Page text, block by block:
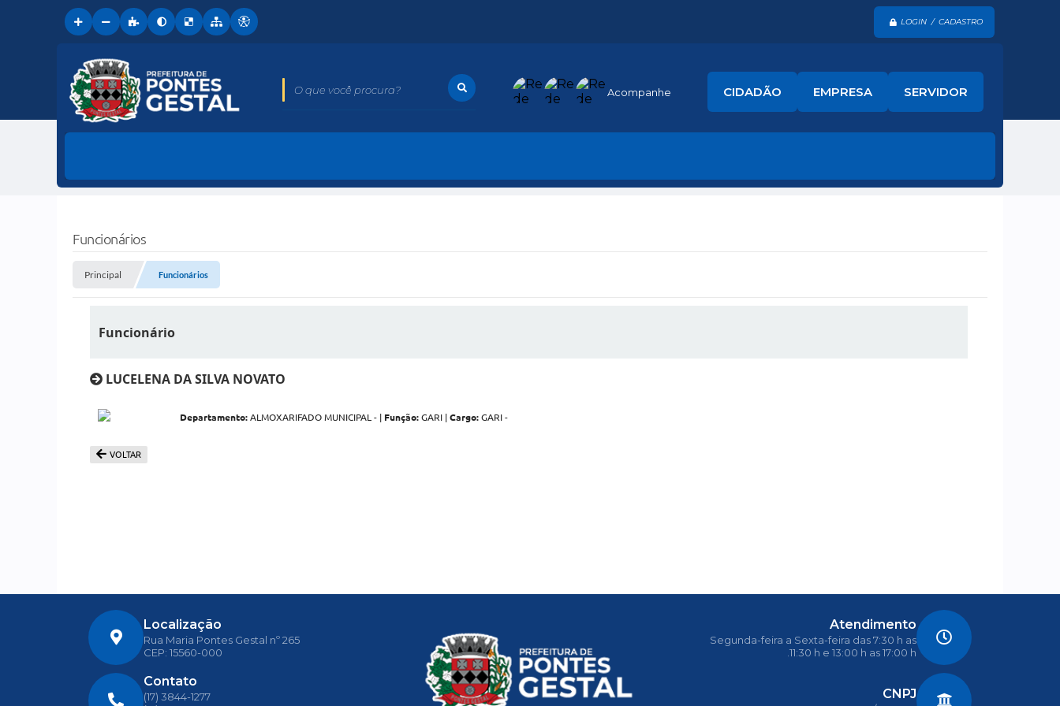
LOGIN / CADASTRO
O que você procura? Acompanhe CIDADÃO EMPRESA SERVIDOR
Funcionários
Principal Funcionários
Funcionário
LUCELENA DA SILVA NOVATO
Departamento:ALMOXARIFADO MUNICIPAL - | Função:GARI | Cargo:GARI -
VOLTAR
Localização
Rua Maria Pontes Gestal nº 265
CEP: 15560-000
Contato
(17) 3844-1277
Atendimento
Segunda-feira a Sexta-feira das 7:30 h as
11:30 h e 13:00 h as 17:00 h.
CNPJ